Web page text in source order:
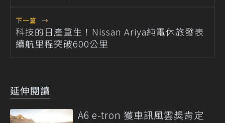
下一篇 →
科技的日產重生！Nissan Ariya純電休旅發表
續航里程突破600公里
延伸閱讀
A6 e-tron 獲車訊風雲獎肯定